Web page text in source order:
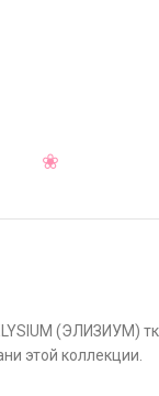
(ЭЛИЗИУМ)
этой коллекции.